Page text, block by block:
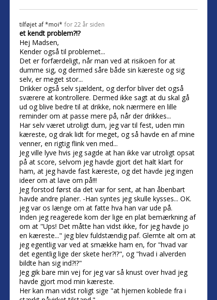
tilføjet af*moi* for 22 år siden
et kendt problem?!?
Hej Madsen,
Kender også til problemet...
Det er forfærdeligt, når man ved at risikoen for at
dumme sig, og dermed såre både sin kæreste og sig
selv, er meget stor...
Drikker også selv sjældent, og derfor bliver det også
sværere at kontrollere. Dermed ikke sagt at du skal gå
ud og blive bedre til at drikke, nok nærmere en lille
reminder om at passe mere på, når der drikkes...
Har selv været utroligt dum, jeg var til fest, uden min
kæreste, og drak lidt for meget, og så havde en af mine
venner, en rigtig flink ven med...
Jeg ville lyve hvis jeg sagde at han ikke var utroligt opsat
på at score, selvom jeg havde gjort det halt klart for
ham, at jeg havde fast kæreste, og det havde jeg ingen
ideer om at lave om på!!!
Jeg forstod først da det var for sent, at han åbenbart
havde andre planer. -Han syntes jeg skulle kysses... OK.
jeg var os længe om at fatte hva han var ude på.
Inden jeg reagerede kom der lige en plat bemærkning af
om at "Ups! Det måtte han vidst ikke, for jeg havde jo
en kæreste..." jeg blev fuldstændig paf. Glemte alt om at
jeg egentlig var ved at smække ham en, for "hvad var
det egentlig lige der skete her?!?", og "hvad i alverden
bildte han sig ind?!?"
Jeg gik bare min vej for jeg var så knust over hvad jeg
havde gjort mod min kæreste.
Her kan man vidst roligt sige "at hjernen koblede fra i